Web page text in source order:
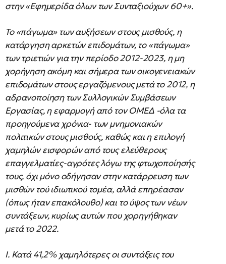
στην «Εφημερίδα όλων των Συνταξιούχων 60+».
Το «πάγωμα» των αυξήσεων στους μισθούς, η
κατάργηση αρκετών επιδομάτων, το «πάγωμα»
των τριετιών για την περίοδο 2012-2023, η μη
χορήγηση ακόμη και σήμερα των οικογενειακών
επιδομάτων στους εργαζόμενους μετά το 2012, η
αδρανοποίηση των Συλλογικών Συμβάσεων
Εργασίας, η εφαρμογή από τον ΟΜΕΔ -όλα τα
προηγούμενα χρόνια- των μνημονιακών
πολιτικών στους μισθούς, καθώς και η επιλογή
χαμηλών εισφορών από τους ελεύθερους
επαγγελματίες-αγρότες λόγω της φτωχοποίησής
τους, όχι μόνο οδήγησαν στην κατάρρευση των
μισθών τού ιδιωτικού τομέα, αλλά επηρέασαν
(όπως ήταν επακόλουθο) και το ύψος των νέων
συντάξεων, κυρίως αυτών που χορηγήθηκαν
μετά το 2022.
Ι. Κατά 41,2% χαμηλότερες οι συντάξεις του